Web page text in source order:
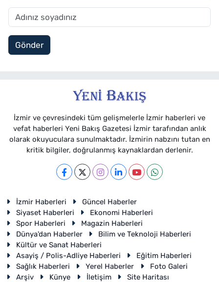
Gönder
İzmir ve çevresindeki tüm gelişmelerle İzmir haberleri ve
vefat haberleri Yeni Bakış Gazetesi İzmir tarafından anlık
olarak okuyuculara sunulmaktadır. İzmirin nabzını tutan en
kritik bilgiler, doğrulanmış kaynaklardan derlenir.
İzmir Haberleri
Güncel Haberler
Siyaset Haberleri
Ekonomi Haberleri
Spor Haberleri
Magazin Haberleri
Dünya'dan Haberler
Bilim ve Teknoloji Haberleri
Kültür ve Sanat Haberleri
Asayiş / Polis-Adliye Haberleri
Eğitim Haberleri
Sağlık Haberleri
Yerel Haberler
Foto Galeri
Arşiv
Künye İletişim Site Haritası